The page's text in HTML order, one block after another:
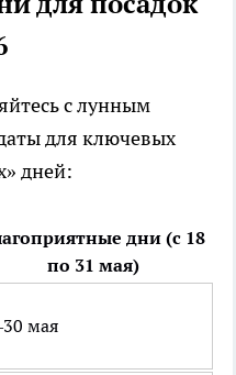
с лунным
для ключевых
дней:
дни (с 18
по 31 мая)
мая